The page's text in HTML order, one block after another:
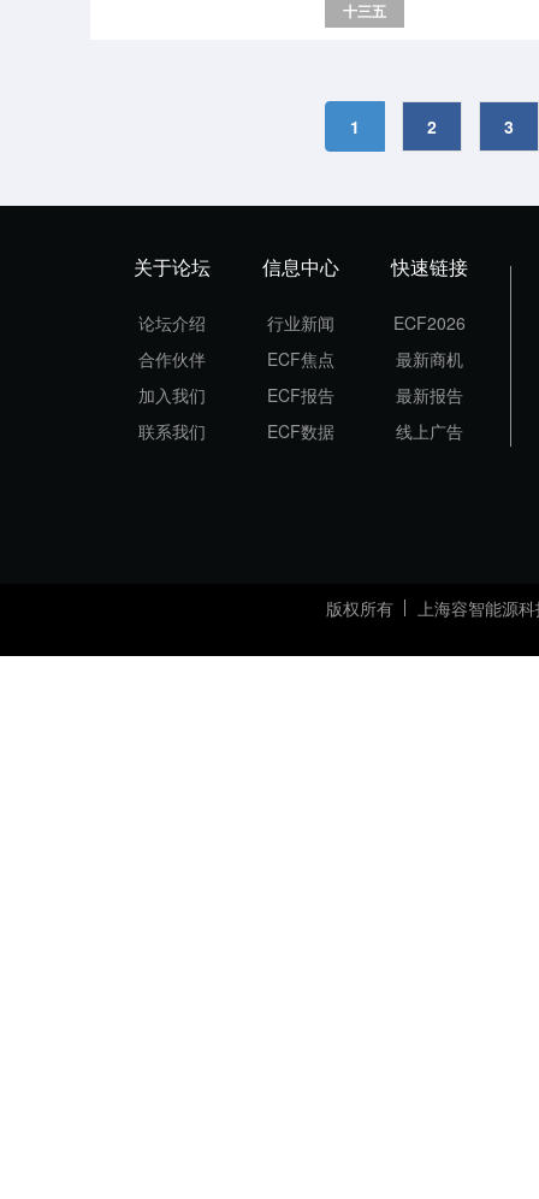
阶段，建议从产业布局的优化
十三五
1 2 3
关于论坛
论坛介绍
合作伙伴
加入我们
联系我们
信息中心
行业新闻
ECF焦点
ECF报告
ECF数据
快速链接
ECF2026
最新商机
最新报告
线上广告
版权所有 上海容智能源